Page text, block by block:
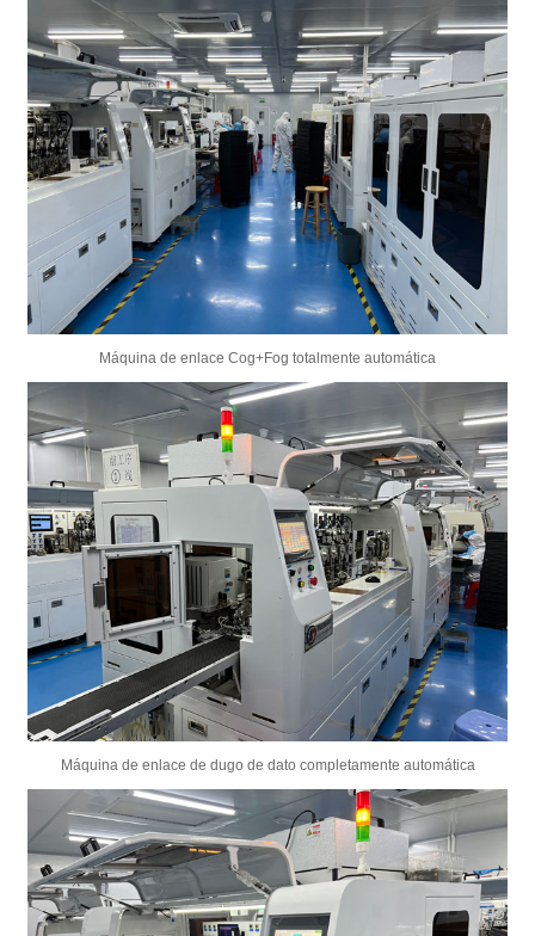
Máquina de enlace Cog+Fog totalmente automática
Máquina de enlace de dugo de dato completamente automática